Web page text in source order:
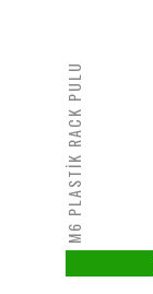
M6 PLASTİK RACK PULU